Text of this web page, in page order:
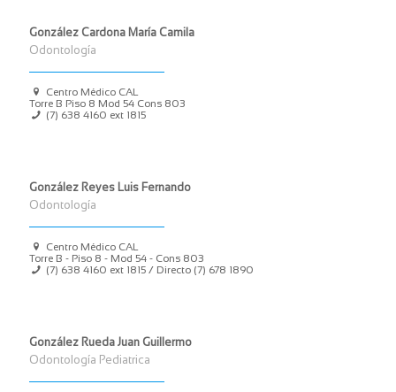
González Cardona María Camila
Odontología
Centro Médico CAL
Torre B Piso 8 Mod 54 Cons 803
(7) 638 4160 ext 1815
González Reyes Luis Fernando
Odontología
Centro Médico CAL
Torre B - Piso 8 - Mod 54 - Cons 803
(7) 638 4160 ext 1815 / Directo (7) 678 1890
González Rueda Juan Guillermo
Odontología Pediatrica